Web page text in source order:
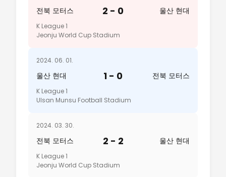
전북 모터스 2 - 0 울산 현대
K League 1
Jeonju World Cup Stadium
2024. 06. 01.
울산 현대 1 - 0 전북 모터스
K League 1
Ulsan Munsu Football Stadium
2024. 03. 30.
전북 모터스 2 - 2 울산 현대
K League 1
Jeonju World Cup Stadium